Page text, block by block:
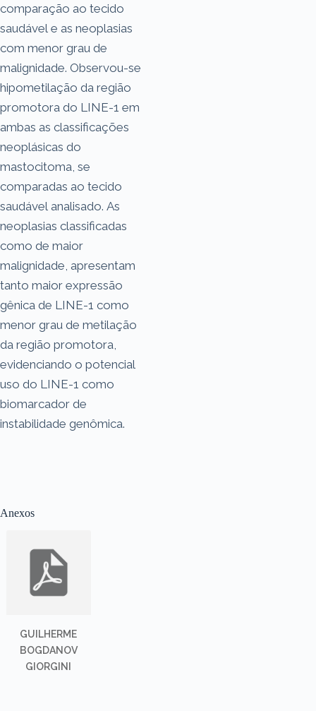
Anexos
GUILHERME
BOGDANOV
GIORGINI
comparação ao tecido
saudável e as neoplasias
com menor grau de
malignidade. Observou-se
hipometilação da região
promotora do LINE-1 em
ambas as classificações
neoplásicas do
mastocitoma, se
comparadas ao tecido
saudável analisado. As
neoplasias classificadas
como de maior
malignidade, apresentam
tanto maior expressão
gênica de LINE-1 como
menor grau de metilação
da região promotora,
evidenciando o potencial
uso do LINE-1 como
biomarcador de
instabilidade genômica.